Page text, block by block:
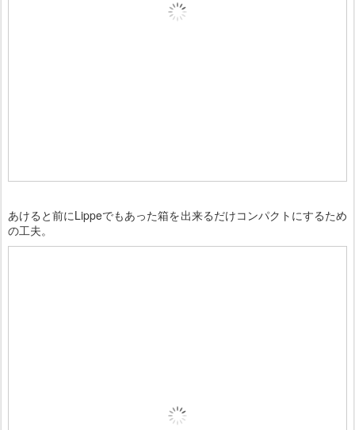
あけると前にLippeでもあった箱を出来るだけコンパクトにするため
の工夫。